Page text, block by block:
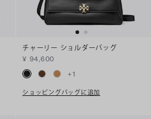
チャーリー ショルダーバッグ
¥ 94,600
+1
ショッピングバッグに追加